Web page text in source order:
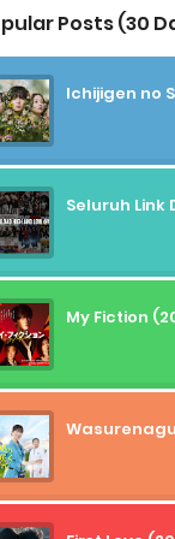
Posts (30